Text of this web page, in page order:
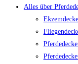
Alles über